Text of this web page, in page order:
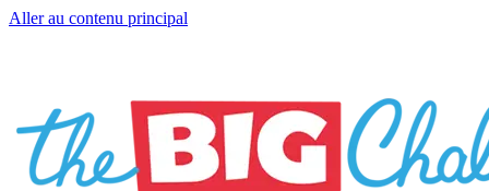
Aller au contenu principal